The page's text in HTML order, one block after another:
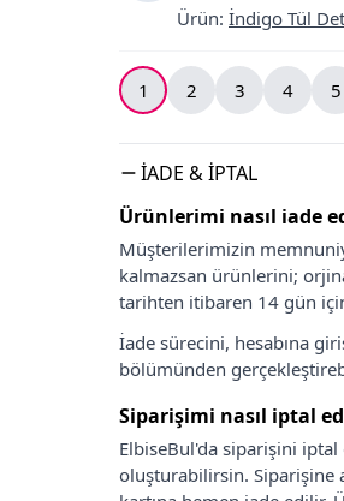
Ürün: İndigo Tül
1 2 3 4 5
İADE & İPTAL
Ürünlerimi nasıl iade
Müşterilerimizin
kalmazsan ürünlerini;
tarihten itibaren 14 gün
İade sürecini, hesabına
bölümünden
Siparişimi nasıl iptal
ElbiseBul'da siparişini
oluşturabilirsin. Siparişine